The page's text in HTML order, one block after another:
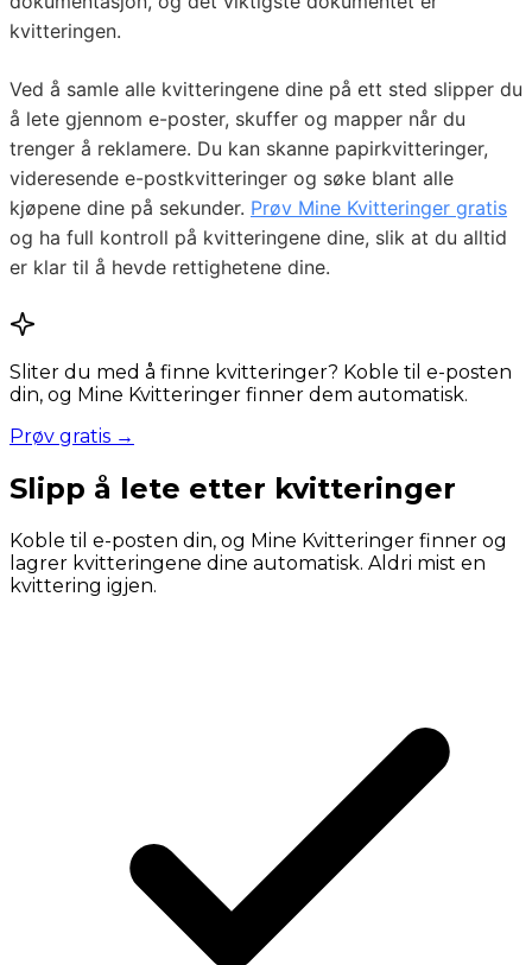
kvitteringen.
Ved å samle alle kvitteringene dine på ett sted slipper du
å lete gjennom e-poster, skuffer og mapper når du
trenger å reklamere. Du kan skanne papirkvitteringer,
videresende e-postkvitteringer og søke blant alle
kjøpene dine på sekunder. Prøv Mine Kvitteringer gratis
og ha full kontroll på kvitteringene dine, slik at du alltid
er klar til å hevde rettighetene dine.
Sliter du med å finne kvitteringer? Koble til e-posten
din, og Mine Kvitteringer finner dem automatisk.
Prøv gratis →
Slipp å lete etter kvitteringer
Koble til e-posten din, og Mine Kvitteringer finner og
lagrer kvitteringene dine automatisk. Aldri mist en
kvittering igjen.